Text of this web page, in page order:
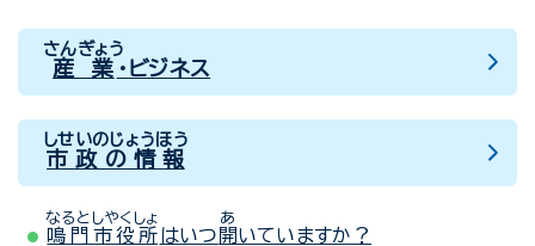
産業
さんぎょう
・ビジネス
市政の情報
しせいのじょうほう
鳴門市役所
なるとしやくしょ
はいつ 開
あ
いていますか？